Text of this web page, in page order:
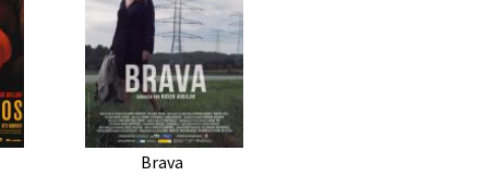
Brava